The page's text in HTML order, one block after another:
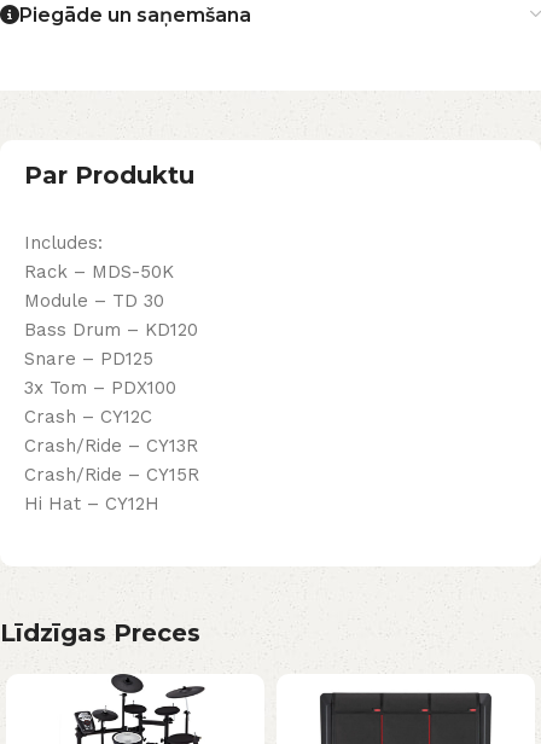
Piegāde un saņemšana
Par Produktu
Includes:
Rack – MDS-50K
Module – TD 30
Bass Drum – KD120
Snare – PD125
3x Tom – PDX100
Crash – CY12C
Crash/Ride – CY13R
Crash/Ride – CY15R
Hi Hat – CY12H
Līdzīgas Preces